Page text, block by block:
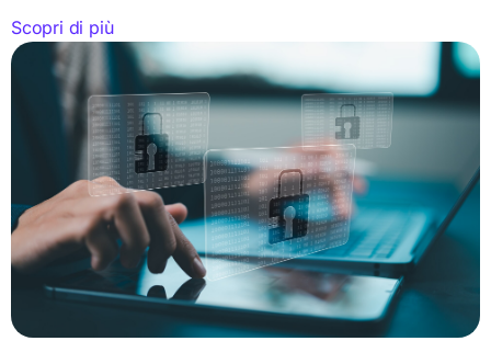
Scopri di più